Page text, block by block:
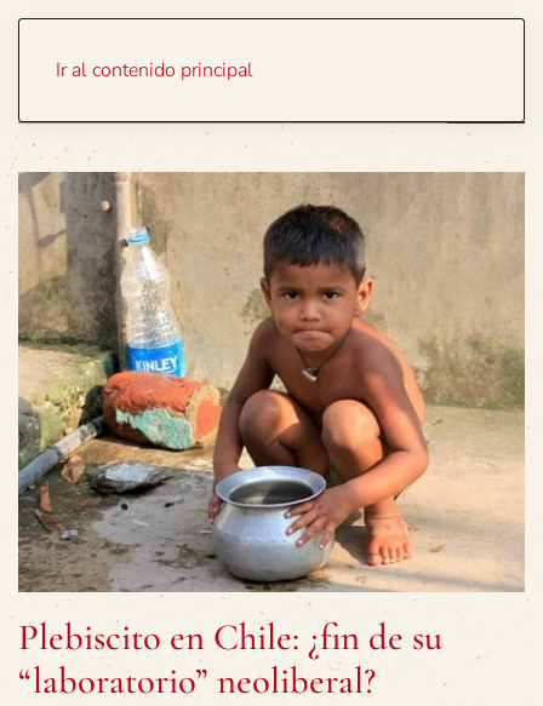
Ir al contenido principal
Plebiscito en Chile: ¿fin de su
“laboratorio” neoliberal?